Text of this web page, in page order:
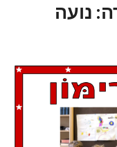
נועה